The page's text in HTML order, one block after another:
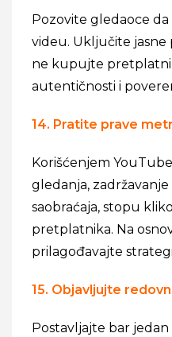
Pozovite gledaoce
videu. Uključite jasne
ne kupujte
autentičnosti i
14. Pratite prave
Korišćenjem
gledanja,
saobraćaja, stopu
pretplatnika. Na
prilagođavajte
15. Objavljujte
Postavljajte bar